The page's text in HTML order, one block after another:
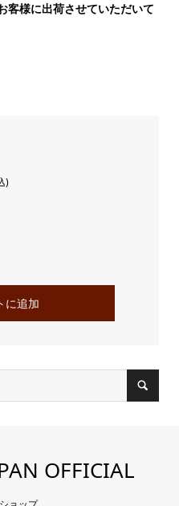
客様に出荷させていただいて
)
OFFICIAL